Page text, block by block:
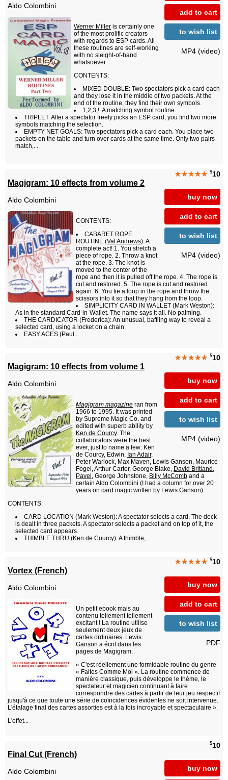
add to cart
to wish list
MP4 (video)
Aldo Colombini
Werner Miller is certainly one
of the most prolific creators
with regards to ESP cards. All
these routines are self-working
with no sleight-of-hand
whatsoever.
CONTENTS:
MIXED DOUBLE: Two spectators pick a card each
and they lose it in the middle of two packets. At the
end of the routine, they find their own symbols.
1,2,3,!: A matching symbol routine.
TRIPLET: After a spectator freely picks an ESP card, you find two more
symbols matching the selection.
EMPTY NET GOALS: Two spectators pick a card each. You place two
packets on the table and turn over cards at the same time. Only two pairs
match,...
★★★★★ $10
buy now
add to cart
to wish list
MP4 (video)
Magigram: 10 effects from volume 2
Aldo Colombini
CONTENTS:
CABARET ROPE
ROUTINE (Val Andrews): A
complete act! 1. You stretch a
piece of rope. 2. Throw a knot
at the rope. 3. The knot is
moved to the center of the
rope and then it is pulled off the rope. 4. The rope is
cut and restored. 5. The rope is cut and restored
again. 6. You tie a loop in the rope and throw the
scissors into it so that they hang from the loop.
SIMPLICITY CARD IN WALLET (Mark Weston):
As in the standard Card-in-Wallet. The name says it all. No palming.
THE CARDICATOR (Frederica): An unusual, baffling way to reveal a
selected card, using a locket on a chain.
EASY ACES (Paul...
★★★★★ $10
buy now
add to cart
to wish list
MP4 (video)
Magigram: 10 effects from volume 1
Aldo Colombini
Magigram magazine ran from
1966 to 1995. It was printed
by Supreme Magic Co. and
edited with superb ability by
Ken de Courcy. The
collaborators were the best
ever, just to name a few: Ken
de Courcy, Edwin, Ian Adair,
Peter Warlock, Max Maven, Lewis Ganson, Maurice
Fogel, Arthur Carter, George Blake, David Britland ,
Pavel , George Johnstone, Billy McComb and a
certain Aldo Colombini (I had a column for over 20
years on card magic written by Lewis Ganson).
CONTENTS:
CARD LOCATION (Mark Weston): A spectator selects a card. The deck
is dealt in three packets. A spectator selects a packet and on top of it, the
selected card appears.
THIMBLE THRU (Ken de Courcy): A thimble,...
★★★★★ $10
buy now
add to cart
to wish list
PDF
Vortex (French)
Aldo Colombini
Un petit ebook mais au
contenu tellement tellement
excitant ! La routine utilise
seulement deux jeux de
cartes ordinaires. Lewis
Ganson a écrit dans les
pages de Magigram,
« C'est réellement une formidable routine du genre
« Faites Comme Moi ». La routine commence de
manière classique, puis développe le thème, le
spectateur et magicien continuant à faire
correspondre des cartes à partir de leur jeu respectif
jusqu'à ce que toute une série de coïncidences évidentes ne soit intervenue.
L'étalage final des cartes assorties est à la fois incroyable et spectaculaire ».
L'effet...
$10
buy now
Final Cut (French)
Aldo Colombini